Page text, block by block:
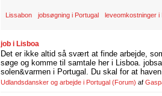
Lissabon jobsøgning i Portugal leveomkostninger i
job i Lisboa
Det er ikke altid så svært at finde arbejde,
søge og komme til samtale her i Lisboa.
solen&varmen i Portugal. Du skal for at
Udlandsdansker og arbejde i Portugal (Forum) af